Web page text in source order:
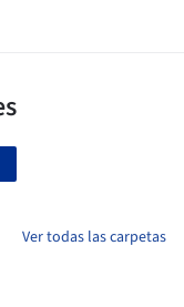
Ver todas las carpetas